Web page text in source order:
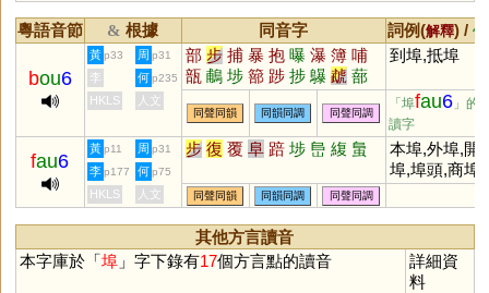
粵語音節 & 根據 同音字 詞例(解釋) /
bou6
黃 p33 周 p31 部 步 捕 暴 抱 曝 瀑 簿 哺
瓿 鵏 埗 篰 踄 捗 鸔 虣 蔀
到埠,抵埠
李 何 p235
HKLS 人文
同聲同韻 同韻同調 同聲同調
「埠fau6 」的
讀字
fau6
黃 p11 周 p31 步 復 覆 阜 踣 埗 峊 緮 蛗
本埠,外埠,開
埠,埠頭,商埠
李 p177 何 p75
HKLS 人文 同聲同韻 同韻同調 同聲同調
其他方言讀音
本字庫於「埠」字下錄有17個方言點的讀音
詳細資
料